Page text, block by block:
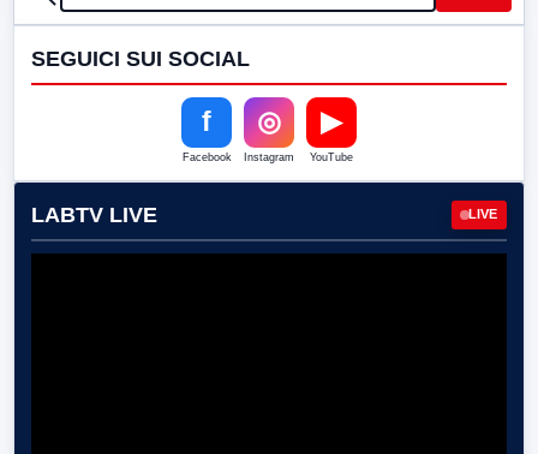
SEGUICI SUI SOCIAL
f
Facebook
◎
Instagram
▶
YouTube
LABTV LIVE LIVE